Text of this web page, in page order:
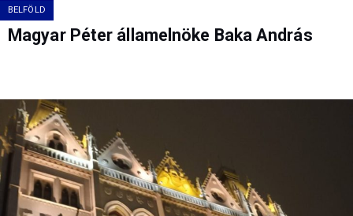
BELFÖLD
Magyar Péter államelnöke Baka András